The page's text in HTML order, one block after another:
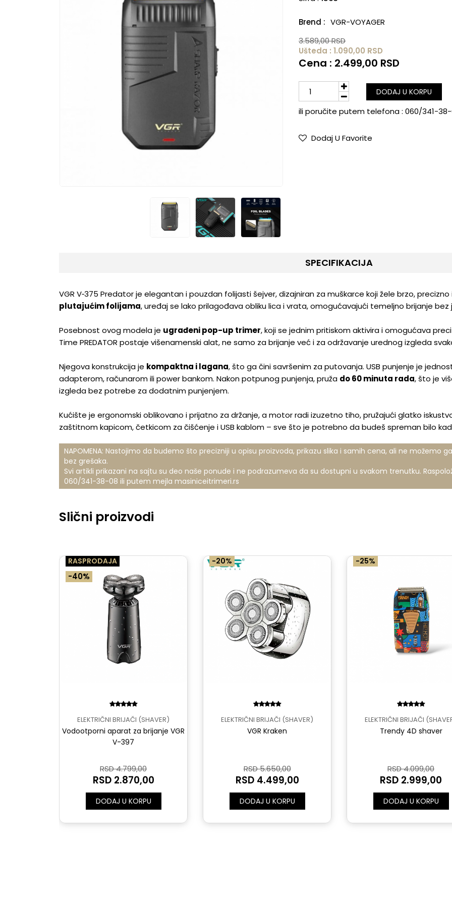
Brend : VGR-VOYAGER
3.589,00 RSD
Ušteda : 1.090,00 RSD
Cena : 2.499,00 RSD
DODAJ U KORPU
ili poručite putem telefona : 060/341-
Dodaj U Favorite
SPECIFIKACIJA
VGR V‑375 Predator je elegantan i pouzdan folijasti šejver, dizajniran za muškarce koji žele brzo,
plutajućim folijama, uređaj se lako prilagođava obliku lica i vrata, omogućavajući temeljno brijanje bez
Posebnost ovog modela je ugrađeni pop-up trimer, koji se jednim pritiskom aktivira i omogućava
Time PREDATOR postaje višenamenski alat, ne samo za brijanje već i za održavanje urednog izgleda
Njegova konstrukcija je kompaktna i lagana, što ga čini savršenim za putovanja. USB punjenje je
adapterom, računarom ili power bankom. Nakon potpunog punjenja, pruža do 60 minuta rada, što je
izgleda bez potrebe za dodatnim punjenjem.
Kućište je ergonomski oblikovano i prijatno za držanje, a motor radi izuzetno tiho, pružajući glatko
zaštitnom kapicom, četkicom za čišćenje i USB kablom – sve što je potrebno da budeš spreman bilo
NAPOMENA: Nastojimo da budemo što precizniji u opisu proizvoda, prikazu slika i samih cena, ali ne
bez grešaka.
Svi artikli prikazani na sajtu su deo naše ponude i ne podrazumeva da su dostupni u svakom trenutku.
060/341-38-08 ili putem mejla masiniceitrimeri.rs
Slični proizvodi
RASPRODAJA
-40%
ELEKTRIČNI BRIJAČI (SHAVER)
Vodootporni aparat za brijanje VGR
V-397
RSD 4.799,00
RSD 2.870,00
DODAJ U KORPU
-20%
ELEKTRIČNI BRIJAČI (SHAVER)
VGR Kraken
RSD 5.650,00
RSD 4.499,00
DODAJ U KORPU
-25%
ELEKTRIČNI BRIJAČI
Trendy 4D shaver
RSD 4.099,00
RSD 2.999,00
DODAJ U KORPU